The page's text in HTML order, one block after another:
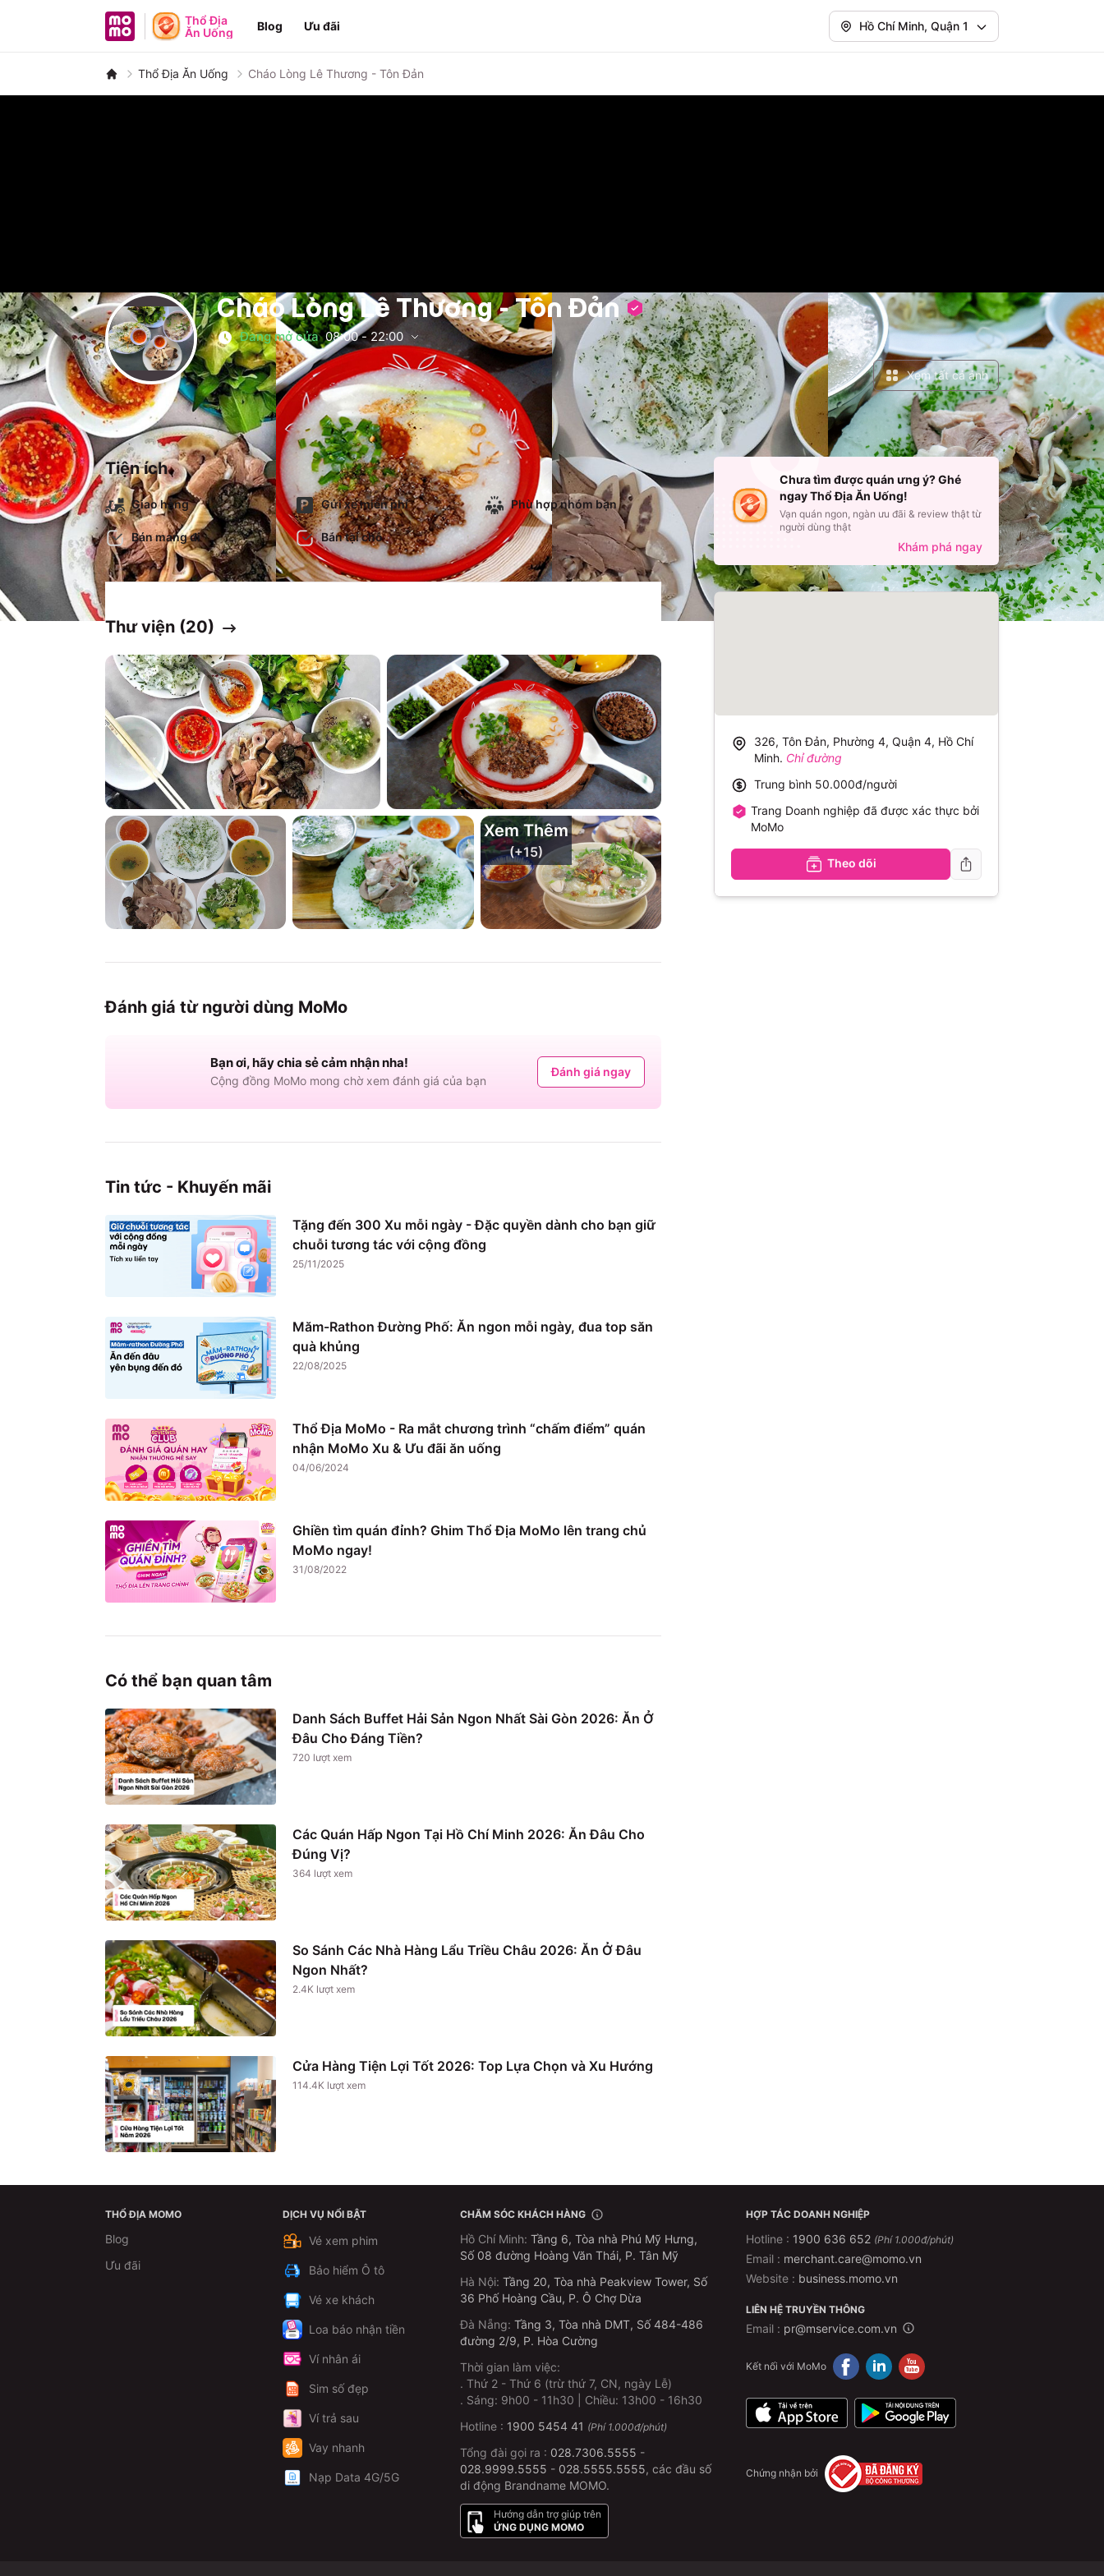
MoMo - Ứng dụng tài chính
Thổ Địa
Ăn Uống
Blog Ưu đãi Hồ Chí Minh, Quận 1
Thổ Địa Ăn Uống Cháo Lòng Lê Thương - Tôn Đản
Cháo Lòng Lê Thương - Tôn Đản
Đang mở cửa 08:00- 22:00
Xem tất cả ảnh
Tiện ích
Giao hàng Gửi xe miễn phí Phù hợp nhóm bạn
Bán mang đi Bán tại chỗ
Thư viện (20)
Xem Thêm
(+15)
Đánh giá từ người dùng MoMo
Bạn ơi, hãy chia sẻ cảm nhận nha!
Cộng đồng MoMo mong chờ xem đánh giá của bạn
Đánh giá ngay
Tin tức - Khuyến mãi
Tặng đến 300 Xu mỗi ngày - Đặc quyền dành cho bạn giữ
chuỗi tương tác với cộng đồng
25/11/2025
Măm-Rathon Đường Phố: Ăn ngon mỗi ngày, đua top săn
quà khủng
22/08/2025
Thổ Địa MoMo - Ra mắt chương trình “chấm điểm” quán
nhận MoMo Xu & Ưu đãi ăn uống
04/06/2024
Ghiền tìm quán đỉnh? Ghim Thổ Địa MoMo lên trang chủ
MoMo ngay!
31/08/2022
Có thể bạn quan tâm
Danh Sách Buffet Hải Sản Ngon Nhất Sài Gòn 2026: Ăn Ở
Đâu Cho Đáng Tiền?
720 lượt xem
Các Quán Hấp Ngon Tại Hồ Chí Minh 2026: Ăn Đâu Cho
Đúng Vị?
364 lượt xem
So Sánh Các Nhà Hàng Lẩu Triều Châu 2026: Ăn Ở Đâu
Ngon Nhất?
2.4K lượt xem
Cửa Hàng Tiện Lợi Tốt 2026: Top Lựa Chọn và Xu Hướng
114.4K lượt xem
326, Tôn Đản, Phường 4, Quận 4, Hồ Chí
Minh. Chỉ đường
Trung bình 50.000đ/người
Trang Doanh nghiệp đã được xác thực bởi
MoMo
Theo dõi
Chưa tìm được quán ưng ý? Ghé
ngay Thổ Địa Ăn Uống!
Vạn quán ngon, ngàn ưu đãi & review thật từ
người dùng thật
Khám phá ngay
THỔ ĐỊA MOMO
Blog
Ưu đãi
DỊCH VỤ NỔI BẬT
Vé xem phim
Bảo hiểm Ô tô
Vé xe khách
Loa báo nhận tiền
Ví nhân ái
Sim số đẹp
Ví trả sau
Vay nhanh
Nạp Data 4G/5G
CHĂM SÓC KHÁCH HÀNG
Hồ Chí Minh: Tầng 6, Tòa nhà Phú Mỹ Hưng,
Số 08 đường Hoàng Văn Thái, P. Tân Mỹ
Hà Nội: Tầng 20, Tòa nhà Peakview Tower, Số
36 Phố Hoàng Cầu, P. Ô Chợ Dừa
Đà Nẵng: Tầng 3, Tòa nhà DMT, Số 484-486
đường 2/9, P. Hòa Cường
Thời gian làm việc:
. Thứ 2 - Thứ 6 (trừ thứ 7, CN, ngày Lễ)
. Sáng: 9h00 - 11h30 | Chiều: 13h00 - 16h30
Hotline : 1900 5454 41 (Phí 1.000đ/phút)
Tổng đài gọi ra : 028.7306.5555 -
028.9999.5555 - 028.5555.5555, các đầu số
di động Brandname MOMO.
Hướng dẫn trợ giúp trên
ỨNG DỤNG MOMO
HỢP TÁC DOANH NGHIỆP
Hotline : 1900 636 652 (Phí 1.000đ/phút)
Email : merchant.care@momo.vn
Website : business.momo.vn
LIÊN HỆ TRUYỀN THÔNG
Email : pr@mservice.com.vn
Kết nối với MoMo
Chứng nhận bởi